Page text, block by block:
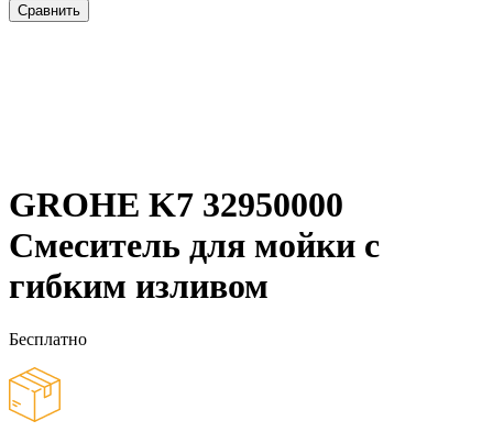
Сравнить
GROHE K7 32950000
Смеситель для мойки с
гибким изливом
Бесплатно